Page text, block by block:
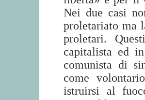
Nei due casi
proletariato ma
proletari.
capitalista ed
comunista di
come
istruirsi al